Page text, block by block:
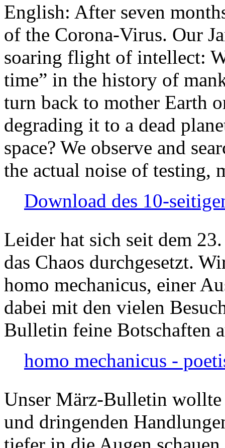
English: After seven
of the Corona-Virus. Our
soaring flight of intellect:
time” in the history of
turn back to mother Earth
degrading it to a dead
space? We observe and
the actual noise of testing,
Download des 10-
Leider hat sich seit dem
das Chaos durchgesetzt.
homo mechanicus, einer
dabei mit den vielen
Bulletin feine Botschaften
homo mechanicus -
Unser März-Bulletin
und dringenden